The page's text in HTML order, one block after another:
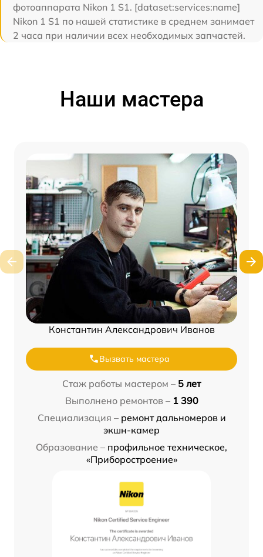
фотоаппарата Nikon 1 S1. [dataset:services:name]
Nikon 1 S1 по нашей статистике в среднем занимает
2 часа при наличии всех необходимых запчастей.
Наши мастера
Константин Александрович Иванов
Вызвать мастера
Стаж работы мастером – 5 лет
Выполнено ремонтов – 1 390
Специализация – ремонт дальномеров и
экшн-камер
Образование – профильное техническое,
«Приборостроение»